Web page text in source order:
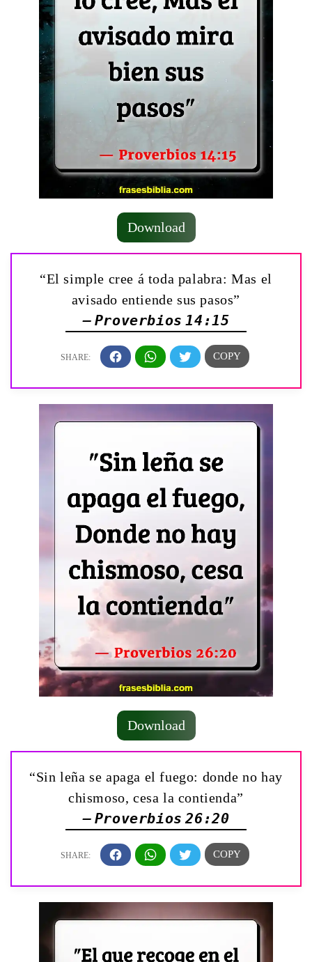
Download
“El simple cree á toda palabra: Mas el
avisado entiende sus pasos”
— Proverbios 14:15
Download
“Sin leña se apaga el fuego: donde no hay
chismoso, cesa la contienda”
— Proverbios 26:20